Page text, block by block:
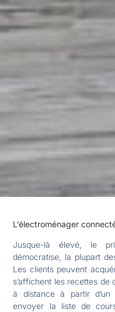
L’électroménager
Jusque-là élevé, le
démocratise, la plupart
Les clients peuvent
s’affichent les recettes de
à distance à partir d’un
envoyer la liste de